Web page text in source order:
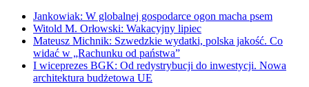
Jankowiak: W globalnej gospodarce ogon macha psem
Witold M. Orłowski: Wakacyjny lipiec
Mateusz Michnik: Szwedzkie wydatki, polska jakość. Co
widać w „Rachunku od państwa”
I wiceprezes BGK: Od redystrybucji do inwestycji. Nowa
architektura budżetowa UE